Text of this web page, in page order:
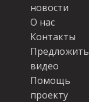
новости
О нас
Контакты
Предложить
видео
Помощь
проекту